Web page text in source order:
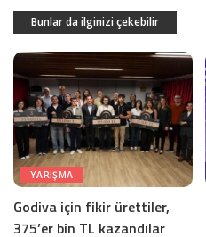
Bunlar da ilginizi çekebilir
YARIŞMA
Godiva için fikir ürettiler,
375’er bin TL kazandılar